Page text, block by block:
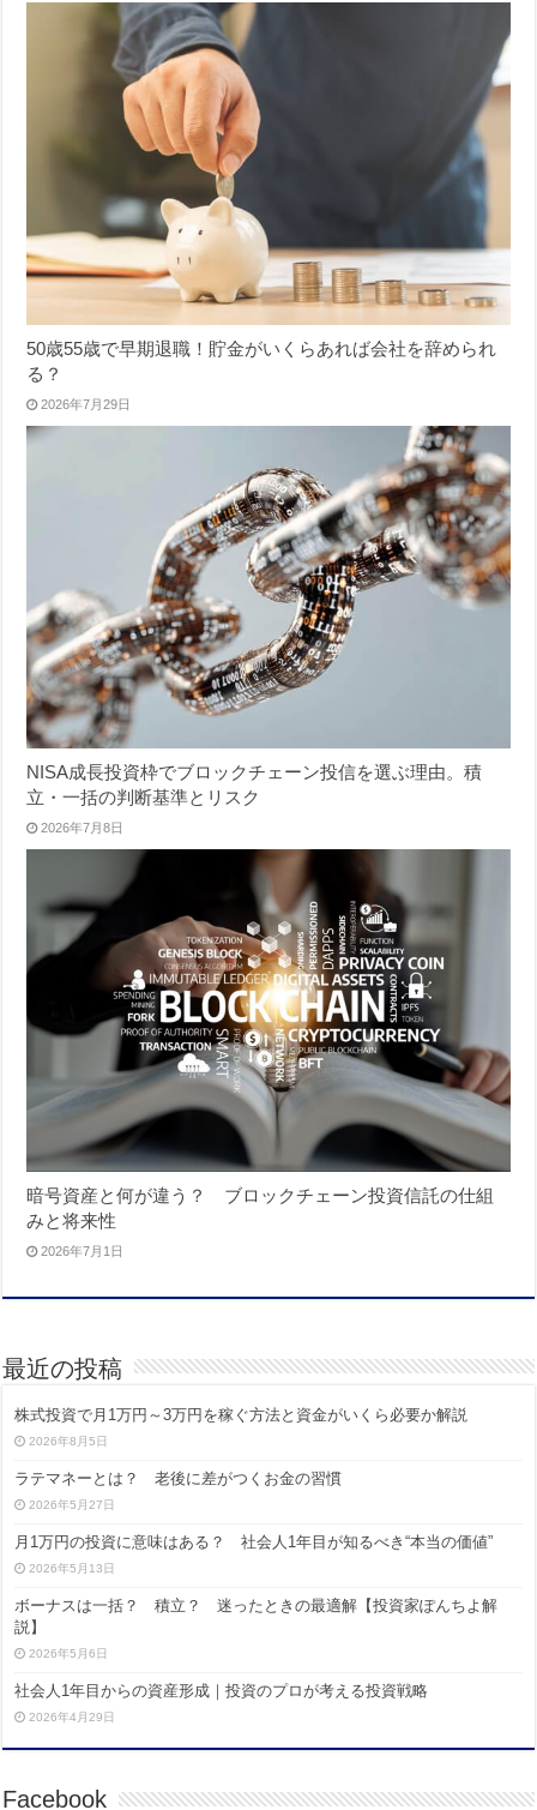
50歳55歳で早期退職！貯金がいくらあれば会社を辞められ
る？
2026年7月29日
NISA成長投資枠でブロックチェーン投信を選ぶ理由。積
立・一括の判断基準とリスク
2026年7月8日
暗号資産と何が違う？ ブロックチェーン投資信託の仕組
みと将来性
2026年7月1日
最近の投稿
株式投資で月1万円～3万円を稼ぐ方法と資金がいくら必要か解説
2026年8月5日
ラテマネーとは？ 老後に差がつくお金の習慣
2026年5月27日
月1万円の投資に意味はある？ 社会人1年目が知るべき“本当の価値”
2026年5月13日
ボーナスは一括？ 積立？ 迷ったときの最適解【投資家ぽんちよ解
説】
2026年5月6日
社会人1年目からの資産形成｜投資のプロが考える投資戦略
2026年4月29日
Facebook